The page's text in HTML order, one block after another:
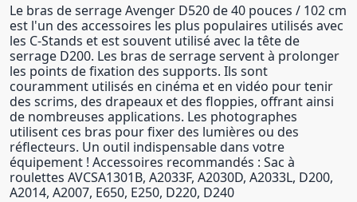
Le bras de serrage Avenger D520 de 40 pouces / 102 cm
est l'un des accessoires les plus populaires utilisés avec
les C-Stands et est souvent utilisé avec la tête de
serrage D200. Les bras de serrage servent à prolonger
les points de fixation des supports. Ils sont
couramment utilisés en cinéma et en vidéo pour tenir
des scrims, des drapeaux et des floppies, offrant ainsi
de nombreuses applications. Les photographes
utilisent ces bras pour fixer des lumières ou des
réflecteurs. Un outil indispensable dans votre
équipement ! Accessoires recommandés : Sac à
roulettes AVCSA1301B, A2033F, A2030D, A2033L, D200,
A2014, A2007, E650, E250, D220, D240